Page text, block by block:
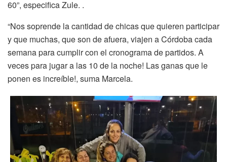
60”, especifica Zule. .
“Nos soprende la cantidad de chicas que quieren participar
y que muchas, que son de afuera, viajen a Córdoba cada
semana para cumplir con el cronograma de partidos. A
veces para jugar a las 10 de la noche! Las ganas que le
ponen es increíble!, suma Marcela.